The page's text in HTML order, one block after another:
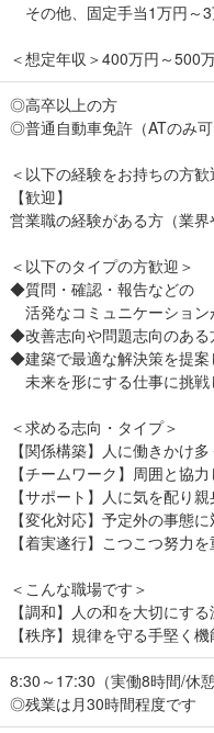
その他、固定手当1万円～3
＜想定年収＞400万円～
◎高卒以上の方
◎普通自動車免許（ATのみ可
＜以下の経験をお持ちの方歓
【歓迎】
営業職の経験がある方（業界
＜以下のタイプの方歓迎＞
◆質問・確認・報告などの
活発なコミュニケーション
◆改善志向や問題志向のある
◆建築で最適な解決策を提案
未来を形にする仕事に挑戦
＜求める志向・タイプ＞
【関係構築】人に働きかけ
【チームワーク】周囲と協
【サポート】人に気を配り
【変化対応】予定外の事態
【着実遂行】こつこつ努力
＜こんな職場です＞
【調和】人の和を大切にす
【秩序】規律を守る手堅く
8:30～17:30（実働8時間/休憩
◎残業は月30時間程度です